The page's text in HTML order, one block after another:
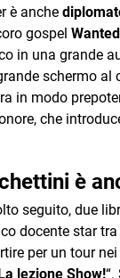
è anche
gospel
in una grande
schermo al
in modo
che
è
seguito, due
docente star
per un tour nei
lezione Show!